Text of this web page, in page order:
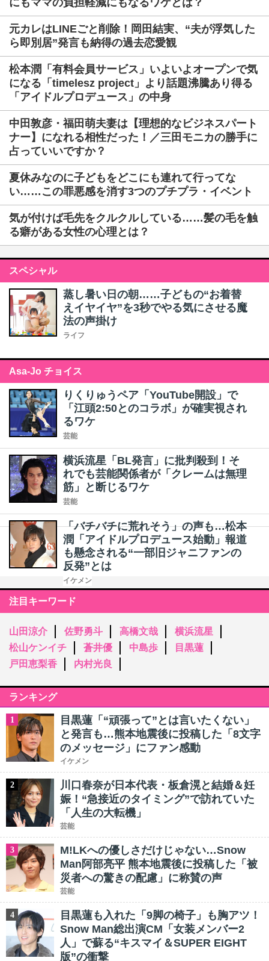
にもママの負担軽減にもなるワケとは？
元カレはLINEごと削除！岡田結実、“夫が浮気した
ら即別居”発言も納得の過去恋愛観
松本潤「有料会員サービス」いよいよオープンで気
になる「timelesz project」より話題沸騰あり得る
「アイドルプロデュース」の中身
中田敦彦・福田萌夫妻は【理想的なビジネスパート
ナー】になれる相性だった！／三田モニカの勝手に
占っていいですか？
夏休みなのに子どもをどこにも連れて行ってな
い……この罪悪感を消す3つのプチプラ・イベント
気が付けば毛先をクルクルしている……髪の毛を触
る癖がある女性の心理とは？
スペシャル
蒸し暑い日の朝……子どもの“お着替
えイヤイヤ”を3秒でやる気にさせる魔
法の声掛け
ライフ
Asa-Jo チョイス
りくりゅうペア「YouTube開設」で
「江頭2:50とのコラボ」が確実視され
るワケ
芸能
横浜流星「BL発言」に批判殺到！そ
れでも芸能関係者が「クレームは無理
筋」と断じるワケ
芸能
「バチバチに荒れそう」の声も…松本
潤「アイドルプロデュース始動」報道
も懸念される“一部旧ジャニファンの
反発”とは
イケメン
注目キーワード
山田涼介 佐野勇斗 高橋文哉
横浜流星
松山ケンイチ
蒼井優 中島歩
目黒蓮
戸田恵梨香
内村光良
ランキング
1
目黒蓮「“頑張って”とは言いたくない」
と発言も…熊本地震後に投稿した「8文字
のメッセージ」にファン感動
イケメン
2
川口春奈が日本代表・板倉滉と結婚＆妊
娠！“急接近のタイミング”で訪れていた
「人生の大転機」
芸能
3
M!LKへの優しさだけじゃない…Snow
Man阿部亮平 熊本地震後に投稿した「被
災者への驚きの配慮」に称賛の声
芸能
4
目黒蓮も入れた「9脚の椅子」も胸アツ！
Snow Man総出演CM「女装メンバー2
人」で蘇る“キスマイ＆SUPER EIGHT
版”の衝撃